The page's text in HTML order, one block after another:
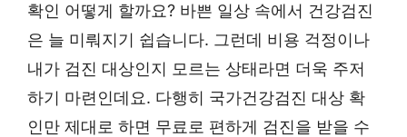
확인 어떻게 할까요? 바쁜 일상 속에서 건강검진
은 늘 미뤄지기 쉽습니다. 그런데 비용 걱정이나
내가 검진 대상인지 모르는 상태라면 더욱 주저
하기 마련인데요. 다행히 국가건강검진 대상 확
인만 제대로 하면 무료로 편하게 검진을 받을 수